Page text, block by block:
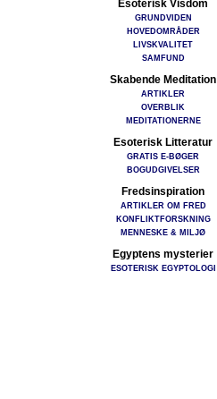
Esoterisk Visdom
GRUNDVIDEN
HOVEDOMRÅDER
LIVSKVALITET
SAMFUND
Skabende Meditation
ARTIKLER
OVERBLIK
MEDITATIONERNE
Esoterisk Litteratur
GRATIS E-BØGER
BOGUDGIVELSER
Fredsinspiration
ARTIKLER OM FRED
KONFLIKTFORSKNING
MENNESKE & MILJØ
Egyptens mysterier
ESOTERISK EGYPTOLOGI